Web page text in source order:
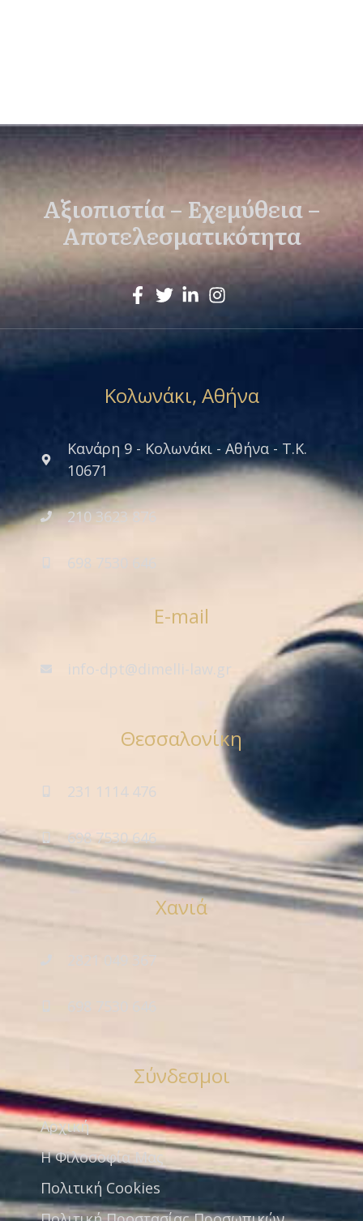
Αξιοπιστία – Εχεμύθεια –
Αποτελεσματικότητα
Κολωνάκι, Αθήνα
Κανάρη 9 - Κολωνάκι - Αθήνα - Τ.Κ.
10671
210 3623 876
698 7530 646
E-mail
info-dpt@dimelli-law.gr
Θεσσαλονίκη
231 1114 476
698 7530 646
Χανιά
2821 049 367
Σύνδεσμοι
Αρχική
Η Φιλοσοφία Μας
Πολιτική Cookies